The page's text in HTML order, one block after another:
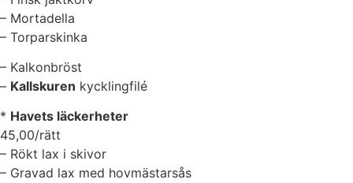
– Mortadella
– Torparskinka
– Kalkonbröst
– Kallskuren kycklingfilé
* Havets läckerheter
45,00/rätt
– Rökt lax i skivor
– Gravad lax med hovmästarsås